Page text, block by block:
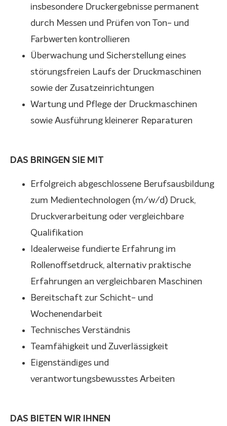
insbesondere Druckergebnisse permanent
durch Messen und Prüfen von Ton- und
Farbwerten kontrollieren
Überwachung und Sicherstellung eines
störungsfreien Laufs der Druckmaschinen
sowie der Zusatzeinrichtungen
Wartung und Pflege der Druckmaschinen
sowie Ausführung kleinerer Reparaturen
DAS BRINGEN SIE MIT
Erfolgreich abgeschlossene Berufsausbildung
zum Medientechnologen (m/w/d) Druck,
Druckverarbeitung oder vergleichbare
Qualifikation
Idealerweise fundierte Erfahrung im
Rollenoffsetdruck, alternativ praktische
Erfahrungen an vergleichbaren Maschinen
Bereitschaft zur Schicht- und
Wochenendarbeit
Technisches Verständnis
Teamfähigkeit und Zuverlässigkeit
Eigenständiges und
verantwortungsbewusstes Arbeiten
DAS BIETEN WIR IHNEN